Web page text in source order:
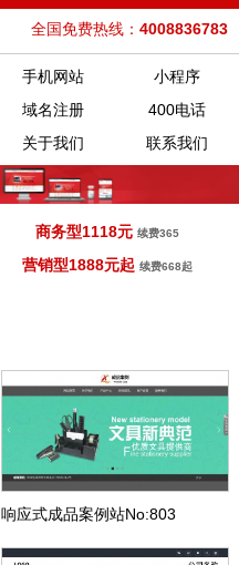
全国免费热线： 4008836783
手机网站
小程序
域名注册
400电话
关于我们 联系我们
商务型1118元续费365
营销型1888元起续费668起
响应式成品案例站No:803